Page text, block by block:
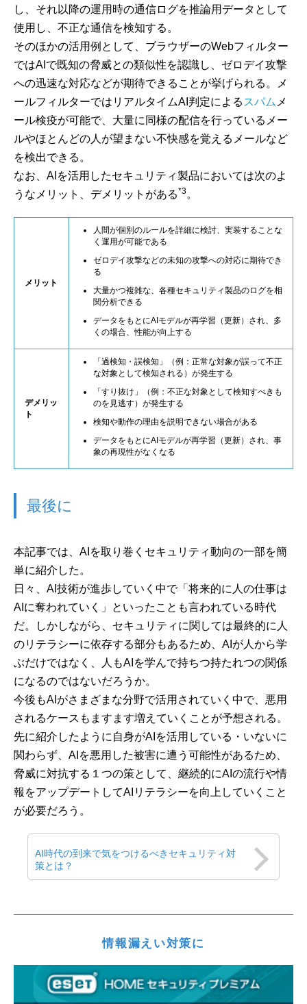
し、それ以降の運用時の通信ログを推論用データとして
使用し、不正な通信を検知する。
そのほかの活用例として、ブラウザーのWebフィルター
ではAIで既知の脅威との類似性を認識し、ゼロデイ攻撃
への迅速な対応などが期待できることが挙げられる。メ
ールフィルターではリアルタイムAI判定による スパム メ
ール検疫が可能で、大量に同様の配信を行っているメー
ルやほとんどの人が望まない不快感を覚えるメールなど
を検出できる。
なお、AIを活用したセキュリティ製品においては次のよ
うなメリット、デメリットがある*3。
メリット
人間が個別のルールを詳細に検討、実装することな
く運用が可能である
ゼロデイ攻撃などの未知の攻撃への対応に期待でき
る
大量かつ複雑な、各種セキュリティ製品のログを相
関分析できる
データをもとにAIモデルが再学習（更新）され、多
くの場合、性能が向上する
デメリッ
ト
「過検知・誤検知」（例：正常な対象が誤って不正
な対象として検知される）が発生する
「すり抜け」（例：不正な対象として検知すべきも
のを見逃す）が発生する
検知や動作の理由を説明できない場合がある
データをもとにAIモデルが再学習（更新）され、事
象の再現性がなくなる
最後に
本記事では、AIを取り巻くセキュリティ動向の一部を簡
単に紹介した。
日々、AI技術が進歩していく中で「将来的に人の仕事は
AIに奪われていく」といったことも言われている時代
だ。しかしながら、セキュリティに関しては最終的に人
のリテラシーに依存する部分もあるため、AIが人から学
ぶだけではなく、人もAIを学んで持ちつ持たれつの関係
になるのではないだろうか。
今後もAIがさまざまな分野で活用されていく中で、悪用
されるケースもますます増えていくことが予想される。
先に紹介したように自身がAIを活用している・いないに
関わらず、AIを悪用した被害に遭う可能性があるため、
脅威に対抗する１つの策として、継続的にAIの流行や情
報をアップデートしてAIリテラシーを向上していくこと
が必要だろう。
AI時代の到来で気をつけるべきセキュリティ対
策とは？
情報漏えい対策に